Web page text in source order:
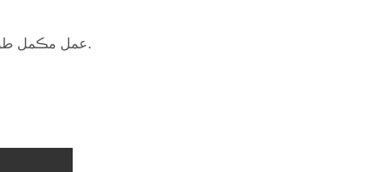
عمل مڪمل طور تي خودڪار آهي, دستي ڪوشش کي گھٽايو ۽ هر وقت مسلسل نتيجن کي يقيني بڻائي.